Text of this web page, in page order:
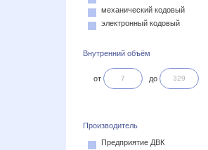
механический кодовый
электронный кодовый
Внутренний объём
от до
Производитель
Предприятие ДВК